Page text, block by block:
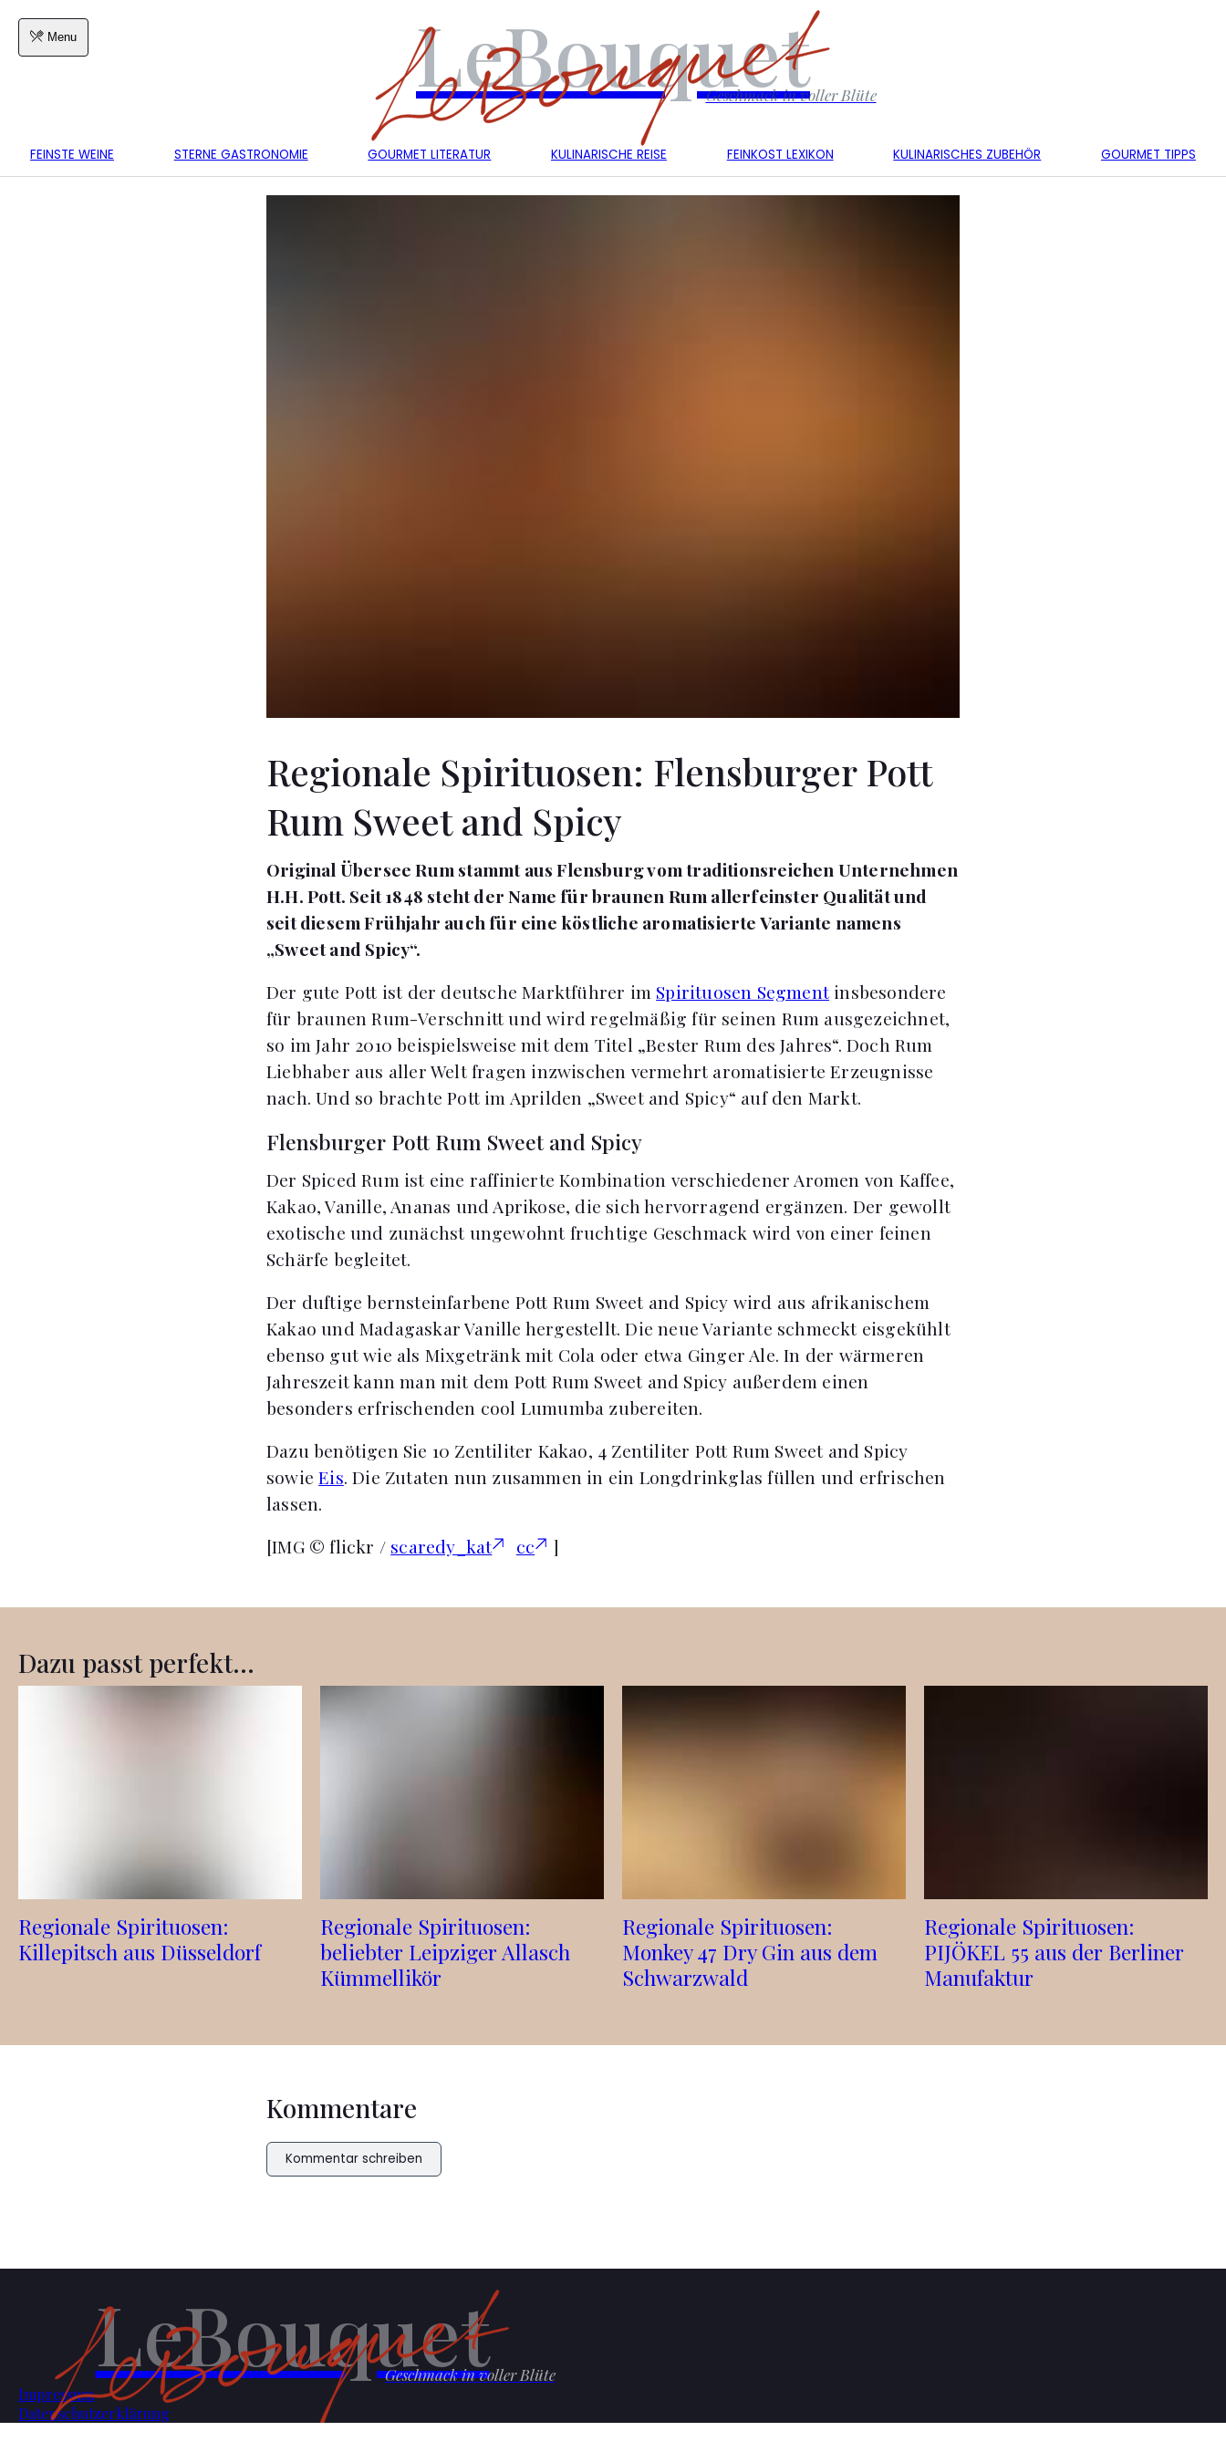
Menu LeBouquet
Geschmack in voller Blüte
FEINSTE WEINE STERNE GASTRONOMIE GOURMET LITERATUR KULINARISCHE REISE FEINKOST LEXIKON KULINARISCHES ZUBEHÖR GOURMET TIPPS
Regionale Spirituosen: Flensburger Pott
Rum Sweet and Spicy
Original Übersee Rum stammt aus Flensburg vom traditionsreichen Unternehmen
H.H. Pott. Seit 1848 steht der Name für braunen Rum allerfeinster Qualität und
seit diesem Frühjahr auch für eine köstliche aromatisierte Variante namens
„Sweet and Spicy“.
Der gute Pott ist der deutsche Marktführer im Spirituosen Segment insbesondere
für braunen Rum-Verschnitt und wird regelmäßig für seinen Rum ausgezeichnet,
so im Jahr 2010 beispielsweise mit dem Titel „Bester Rum des Jahres“. Doch Rum
Liebhaber aus aller Welt fragen inzwischen vermehrt aromatisierte Erzeugnisse
nach. Und so brachte Pott im Aprilden „Sweet and Spicy“ auf den Markt.
Flensburger Pott Rum Sweet and Spicy
Der Spiced Rum ist eine raffinierte Kombination verschiedener Aromen von Kaffee,
Kakao, Vanille, Ananas und Aprikose, die sich hervorragend ergänzen. Der gewollt
exotische und zunächst ungewohnt fruchtige Geschmack wird von einer feinen
Schärfe begleitet.
Der duftige bernsteinfarbene Pott Rum Sweet and Spicy wird aus afrikanischem
Kakao und Madagaskar Vanille hergestellt. Die neue Variante schmeckt eisgekühlt
ebenso gut wie als Mixgetränk mit Cola oder etwa Ginger Ale. In der wärmeren
Jahreszeit kann man mit dem Pott Rum Sweet and Spicy außerdem einen
besonders erfrischenden cool Lumumba zubereiten.
Dazu benötigen Sie 10 Zentiliter Kakao, 4 Zentiliter Pott Rum Sweet and Spicy
sowieEis. Die Zutaten nun zusammen in ein Longdrinkglas füllen und erfrischen
lassen.
[IMG © flickr / scaredy_kat cc ]
Dazu passt perfekt...
Regionale Spirituosen:
Killepitsch aus Düsseldorf
Regionale Spirituosen:
beliebter Leipziger Allasch
Kümmellikör
Regionale Spirituosen:
Monkey 47 Dry Gin aus dem
Schwarzwald
Regionale Spirituosen:
PIJÖKEL 55 aus der Berliner
Manufaktur
Kommentare
Kommentar schreiben
LeBouquet
Geschmack in voller Blüte
Impressum
Datenschutzerklärung